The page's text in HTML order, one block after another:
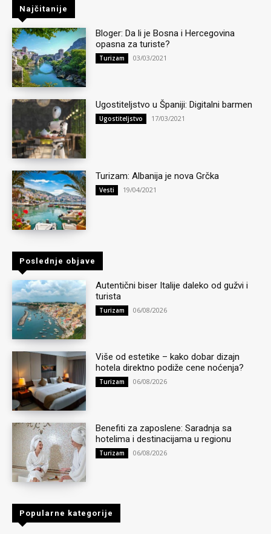
Najčitanije
Bloger: Da li je Bosna i Hercegovina
opasna za turiste?
Turizam 03/03/2021
Ugostiteljstvo u Španiji: Digitalni barmen
Ugostiteljstvo 17/03/2021
Turizam: Albanija je nova Grčka
Vesti 19/04/2021
Poslednje objave
Autentični biser Italije daleko od gužvi i
turista
Turizam 06/08/2026
Više od estetike – kako dobar dizajn
hotela direktno podiže cene noćenja?
Turizam 06/08/2026
Benefiti za zaposlene: Saradnja sa
hotelima i destinacijama u regionu
Turizam 06/08/2026
Popularne kategorije